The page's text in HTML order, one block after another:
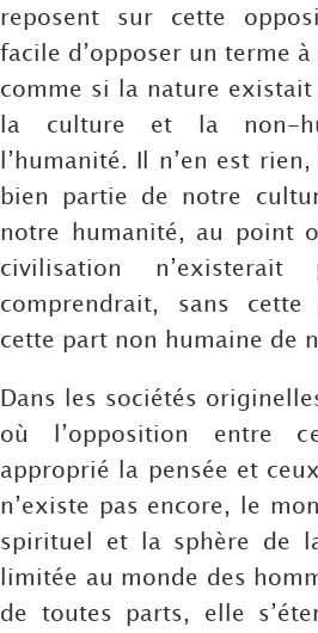
reposent sur cette
facile d’opposer un terme
comme si la nature
la culture et la non-
l’humanité. Il n’en est
bien partie de notre
notre humanité, au point
civilisation
comprendrait, sans cette
cette part non humaine de
Dans les sociétés
où l’opposition entre
approprié la pensée et
n’existe pas encore, le
spirituel et la sphère de
limitée au monde des
de toutes parts, elle